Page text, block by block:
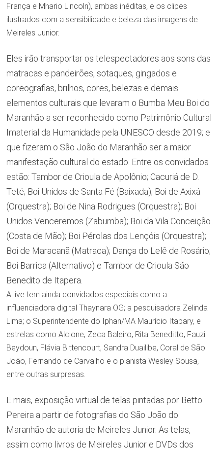
França e Mhario Lincoln), ambas inéditas, e os clipes
ilustrados com a sensibilidade e beleza das imagens de
Meireles Junior.
Eles irão transportar os telespectadores aos sons das
matracas e pandeirões, sotaques, gingados e
coreografias, brilhos, cores, belezas e demais
elementos culturais que levaram o Bumba Meu Boi do
Maranhão a ser reconhecido como Patrimônio Cultural
Imaterial da Humanidade pela UNESCO desde 2019; e
que fizeram o São João do Maranhão ser a maior
manifestação cultural do estado. Entre os convidados
estão: Tambor de Crioula de Apolônio; Cacuriá de D.
Teté; Boi Unidos de Santa Fé (Baixada); Boi de Axixá
(Orquestra); Boi de Nina Rodrigues (Orquestra); Boi
Unidos Venceremos (Zabumba); Boi da Vila Conceição
(Costa de Mão); Boi Pérolas dos Lençóis (Orquestra);
Boi de Maracanã (Matraca); Dança do Lelê de Rosário;
Boi Barrica (Alternativo) e Tambor de Crioula São
Benedito de Itapera.
A live tem ainda convidados especiais como a
influenciadora digital Thaynara OG; a pesquisadora Zelinda
Lima; o Superintendente do Iphan/MA Maurício Itapary, e
estrelas como Alcione, Zeca Baleiro, Rita Beneditto, Fauzi
Beydoun, Flávia Bittencourt, Sandra Duailibe, Coral de São
João, Fernando de Carvalho e o pianista Wesley Sousa,
entre outras surpresas.
E mais, exposição virtual de telas pintadas por Betto
Pereira a partir de fotografias do São João do
Maranhão de autoria de Meireles Junior. As telas,
assim como livros de Meireles Junior e DVDs dos